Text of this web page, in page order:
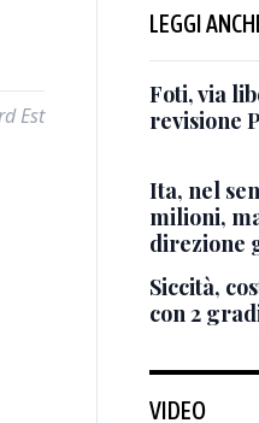
Est
LEGGI
Foti, via
revisione
Ita, nel
milioni,
direzione
Siccità,
con 2
VIDEO